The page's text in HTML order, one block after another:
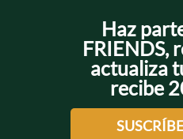
Haz
FRIENDS,
actualiza
recibe